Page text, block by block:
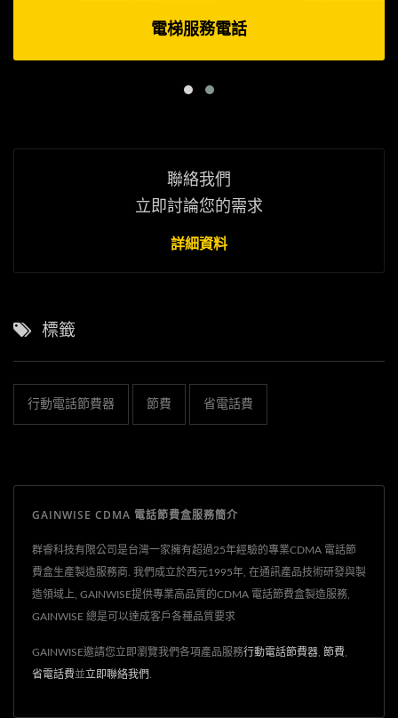
電梯服務電話
聯絡我們
立即討論您的需求
詳細資料
標籤
行動電話節費器 節費 省電話費
GAINWISE CDMA 電話節費盒服務簡介
群睿科技有限公司是台灣一家擁有超過25年經驗的專業CDMA 電話節
費盒生產製造服務商. 我們成立於西元1995年, 在通訊產品技術研發與製
造領域上, GAINWISE提供專業高品質的CDMA 電話節費盒製造服務,
GAINWISE 總是可以達成客戶各種品質要求
GAINWISE邀請您立即瀏覽我們各項產品服務行動電話節費器 節費
省電話費並立即聯絡我們